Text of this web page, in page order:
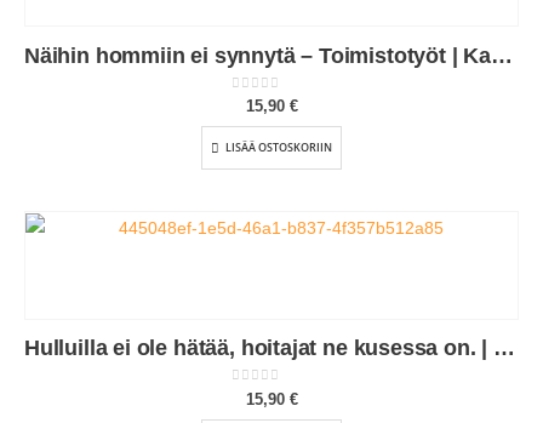
Näihin hommiin ei synnytä – Toimistotyöt | Kahvikuppi 330ml (0518)
out of 5
15,90 €
LISÄÄ OSTOSKORIIN
Hulluilla ei ole hätää, hoitajat ne kusessa on. | Kahvikuppi 330ml (0364)
out of 5
15,90 €